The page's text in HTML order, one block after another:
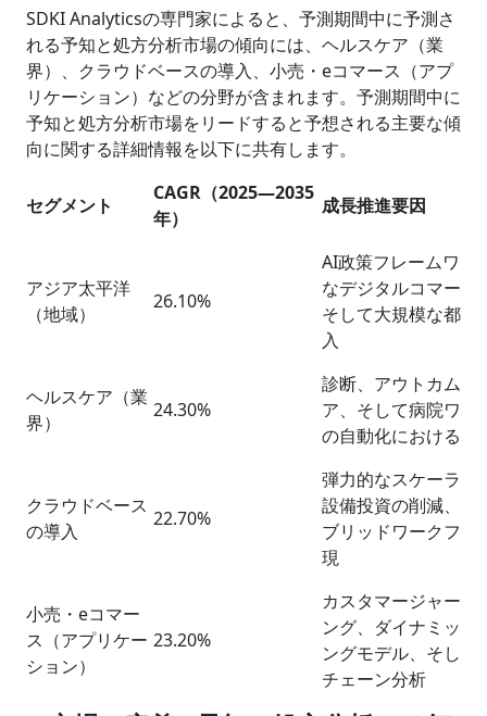
SDKI Analyticsの専門家によると、予測期間中に予測さ
れる予知と処方分析市場の傾向には、ヘルスケア（業
界）、クラウドベースの導入、小売・eコマース（アプ
リケーション）などの分野が含まれます。予測期間中に
予知と処方分析市場をリードすると予想される主要な傾
向に関する詳細情報を以下に共有します。
セグメント
CAGR（2025―2035
年）
成長推進要因
アジア太平洋
（地域）
26.10%
AI政策フレームワー
なデジタルコマース
そして大規模な都市
入
ヘルスケア（業
界）
24.30%
診断、アウトカムに
ア、そして病院ワー
の自動化におけるAI
クラウドベース
の導入
22.70%
弾力的なスケーラビ
設備投資の削減、そ
ブリッドワークフォ
現
小売・eコマー
ス（アプリケー
ション）
23.20%
カスタマージャーニ
ング、ダイナミック
ングモデル、そして
チェーン分析